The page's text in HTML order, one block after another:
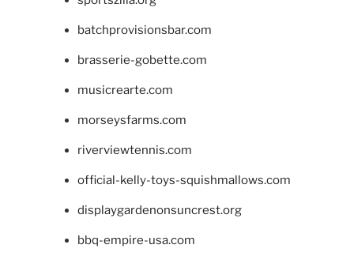
batchprovisionsbar.com
brasserie-gobette.com
musicrearte.com
morseysfarms.com
riverviewtennis.com
official-kelly-toys-squishmallows.com
displaygardenonsuncrest.org
bbq-empire-usa.com